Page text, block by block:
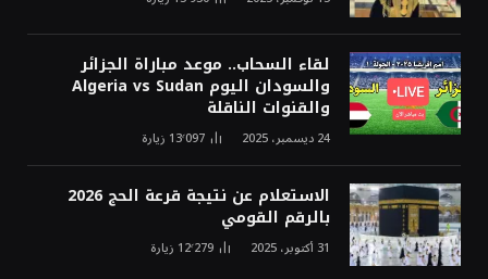
لقاء السحاب.. موعد مباراة الجزائر
والسودان اليوم Algeria vs Sudan
والقنوات الناقلة
24 ديسمبر، 2025 13٬097 زيارة
الاستعلام عن نتيجة قرعة الحج 2026
بالرقم القومي
31 أكتوبر، 2025 12٬279 زيارة